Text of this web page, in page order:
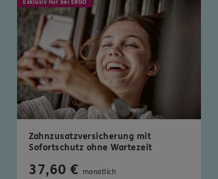
Exklusiv nur bei ERGO
Zahnzusatzversicherung mit
Sofortschutz ohne Wartezeit
37,60 € monatlich